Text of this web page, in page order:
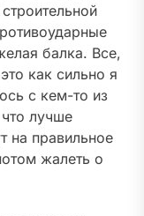
балка. Все,
как сильно я
с кем-то из
лучше
на правильное
жалеть о